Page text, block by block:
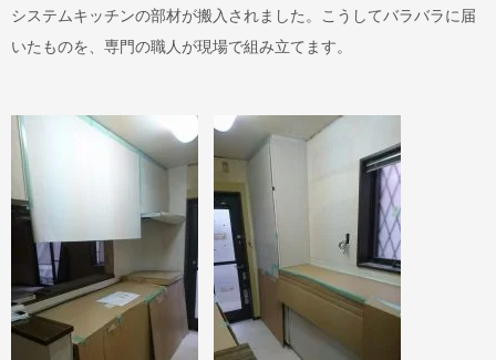
システムキッチンの部材が搬入されました。こうしてバラバラに届
いたものを、専門の職人が現場で組み立てます。